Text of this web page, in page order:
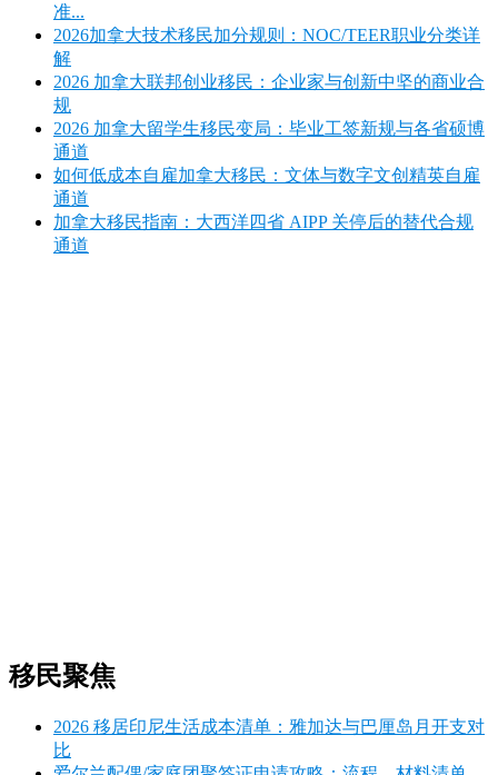
准...
2026加拿大技术移民加分规则：NOC/TEER职业分类详
解
2026 加拿大联邦创业移民：企业家与创新中坚的商业合
规
2026 加拿大留学生移民变局：毕业工签新规与各省硕博
通道
如何低成本自雇加拿大移民：文体与数字文创精英自雇
通道
加拿大移民指南：大西洋四省 AIPP 关停后的替代合规
通道
移民聚焦
2026 移居印尼生活成本清单：雅加达与巴厘岛月开支对
比